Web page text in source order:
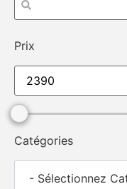
Prix
Catégories
- Sélectionnez